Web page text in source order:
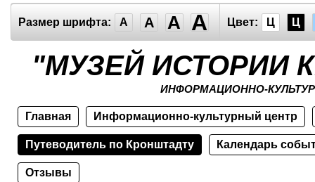
Размер шрифта: A A A A Цвет: Ц Ц
"МУЗЕЙ ИСТОРИИ
ИНФОРМАЦИОННО-
Главная Информационно-культурный центр
Путеводитель по Кронштадту Календарь
Отзывы